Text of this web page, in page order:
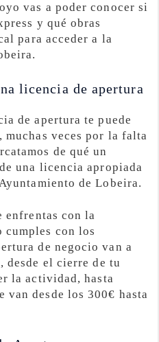
vas a poder conocer si
y qué obras
para acceder a la
licencia de apertura
de apertura te puede
muchas veces por la falta
de qué un
una licencia apropiada
de Lobeira.
enfrentas con la
cumples con los
de negocio van a
desde el cierre de tu
la actividad, hasta
van desde los 300€ hasta